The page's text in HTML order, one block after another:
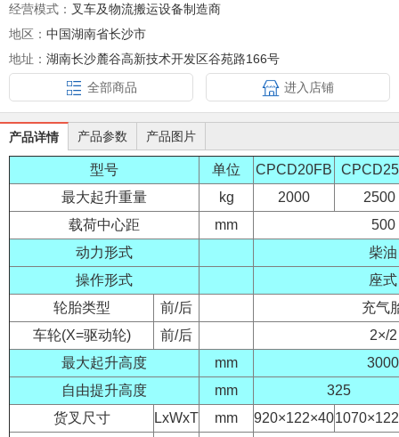
经营模式： 叉车及物流搬运设备制造商
地区： 中国湖南省长沙市
地址： 湖南长沙麓谷高新技术开发区谷苑路166号
全部商品
进入店铺
产品详情 产品参数 产品图片
型号 单位 CPCD20FB
最大起升重量
kg 2000
2500
载荷中心距
mm
500
动力形式
柴油
操作形式
座式
轮胎类型
前/后
充气
车轮(X=驱动轮)
前/后
2×/2
最大起升高度
mm
3000
自由提升高度
mm
325
货叉尺寸
LxWxT mm 920×122×40